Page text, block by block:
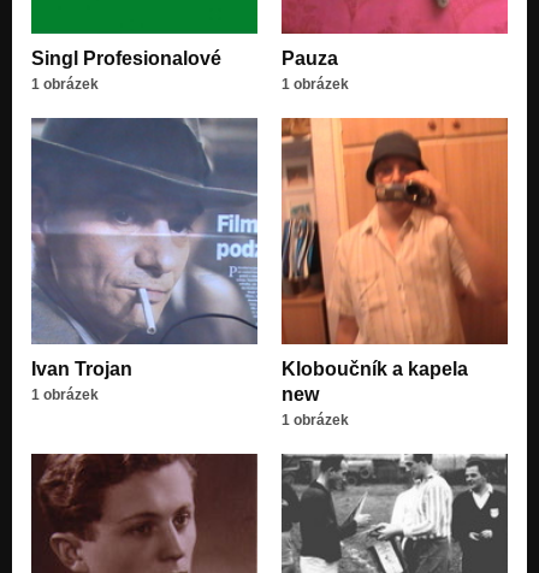
Singl Profesionalové
1 obrázek
Pauza
1 obrázek
Ivan Trojan
1 obrázek
Kloboučník a kapela
new
1 obrázek